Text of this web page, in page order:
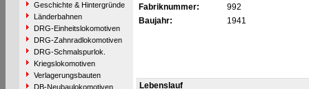
Geschichte & Hintergründe
Länderbahnen
DRG-Einheitslokomotiven
DRG-Zahnradlokomotiven
DRG-Schmalspurlok.
Kriegslokomotiven
Verlagerungsbauten
DB-Neubaulokomotiven
Fabriknummer:
992
Baujahr:
1941
Lebenslauf